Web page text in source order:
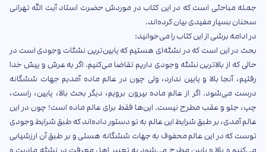
جمله مباحثی است که در این کتاب در موردش حضرت استاد آیت الله تهرانی
سخنان بسیار مفیدی بیان کرده‌اند.
در ادامه برشی از این کتاب را می‌خوانید:
بحث در این است که در نشئه‌ای هستیم که پایین‌ترین نشئات وجودی است در
حالی که از بالاترین نشئه وجودی داریم تقاضا می‌کنیم. اگر به عرش و پیش خدا
رفتیم، آنجا بالا و پایین ندارد، ولی چون در عالم ماده آمدیم جهات ششگانه
درست می‌شود. اگر از عالم ماده بیرون برویم، دیگر بحث بالا، پایین، راست،
چپ، جلو و عقب مطرح نیست. این‌ها فقط برای عالم ماده است؛ چون در این
عالم آمدی، بر طبق شرایط این عالم به تو دستور داده‌اند که طبق شرایط وجودی
توست که در این عالم محفوف به جهات ششگانه هستی و بر طبق آن ارزشیابی